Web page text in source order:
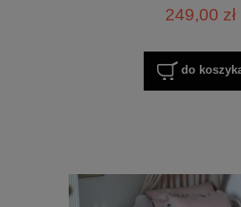
249,00 zł
do